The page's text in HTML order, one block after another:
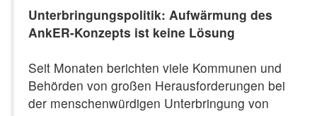
Unterbringungspolitik: Aufwärmung des
AnkER-Konzepts ist keine Lösung
Seit Monaten berichten viele Kommunen und
Behörden von großen Herausforderungen bei
der menschenwürdigen Unterbringung von